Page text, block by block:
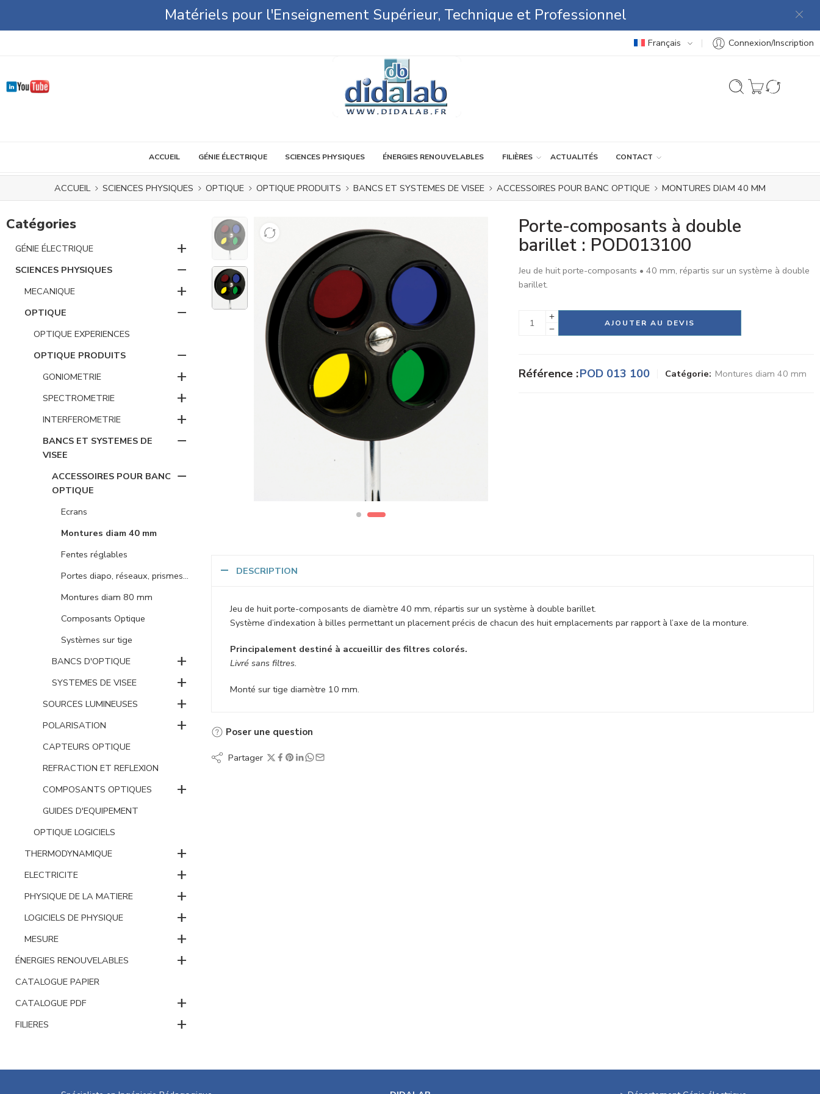
Matériels pour l'Enseignement Supérieur, Technique et Professionnel
Français Connexion/Inscription
ACCUEIL GÉNIE ÉLECTRIQUE SCIENCES PHYSIQUES ÉNERGIES RENOUVELABLES FILIÈRES ACTUALITÉS CONTACT
ACCUEIL SCIENCES PHYSIQUES OPTIQUE OPTIQUE PRODUITS BANCS ET SYSTEMES DE VISEE ACCESSOIRES POUR BANC OPTIQUE MONTURES DIAM 40 MM
Porte-composants à double
barillet : POD013100
Jeu de huit porte-composants • 40 mm, répartis sur un système à double
barillet.
AJOUTER AU DEVIS
Alternative:
Référence :POD 013 100 Catégorie: Montures diam 40 mm
DESCRIPTION
Jeu de huit porte-composants de diamètre 40 mm, répartis sur un système à double barillet.
Système d’indexation à billes permettant un placement précis de chacun des huit emplacements par rapport à l’axe de la monture.
Principalement destiné à accueillir des filtres colorés.
Livré sans filtres.
Monté sur tige diamètre 10 mm.
Poser une question
Partager
Catégories
GÉNIE ÉLECTRIQUE +
SCIENCES PHYSIQUES −
MECANIQUE +
OPTIQUE −
OPTIQUE EXPERIENCES
OPTIQUE PRODUITS
−
GONIOMETRIE +
SPECTROMETRIE +
INTERFEROMETRIE +
BANCS ET SYSTEMES DE
VISEE
−
ACCESSOIRES POUR BANC
OPTIQUE
−
Ecrans
Montures diam 40 mm
Fentes réglables
Portes diapo, réseaux, prismes...
Montures diam 80 mm
Composants Optique
Systèmes sur tige
BANCS D'OPTIQUE
+
SYSTEMES DE VISEE +
SOURCES LUMINEUSES +
POLARISATION +
CAPTEURS OPTIQUE
REFRACTION ET REFLEXION
COMPOSANTS OPTIQUES
+
GUIDES D'EQUIPEMENT
OPTIQUE LOGICIELS
THERMODYNAMIQUE
+
ELECTRICITE +
PHYSIQUE DE LA MATIERE +
LOGICIELS DE PHYSIQUE +
MESURE +
ÉNERGIES RENOUVELABLES +
CATALOGUE PAPIER
CATALOGUE PDF
+
FILIERES +